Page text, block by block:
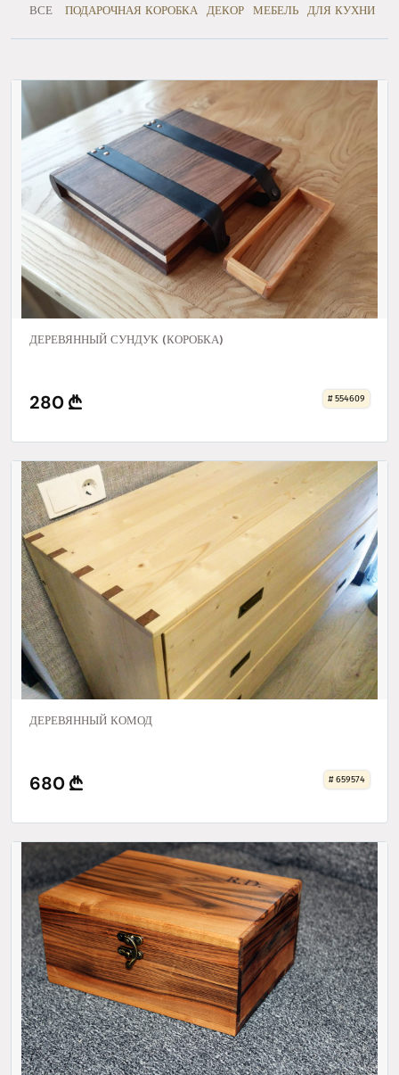
ВСЕ ПОДАРОЧНАЯ КОРОБКА ДЕКОР МЕБЕЛЬ ДЛЯ КУХНИ
ДЕРЕВЯННЫЙ СУНДУК (КОРОБКА)
280 # 554609
ДЕРЕВЯННЫЙ КОМОД
680 # 659574